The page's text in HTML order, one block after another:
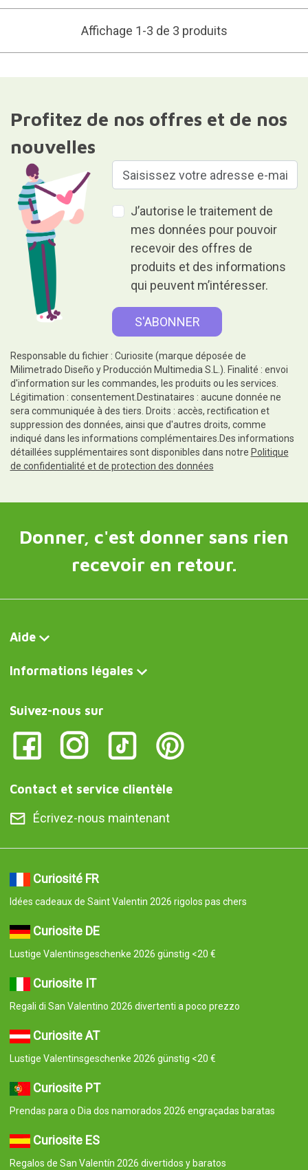
Affichage 1-3 de 3 produits
Profitez de nos offres et de nos
nouvelles
J’autorise le traitement de
mes données pour pouvoir
recevoir des offres de
produits et des informations
qui peuvent m’intéresser.
Responsable du fichier : Curiosite (marque déposée de
Milimetrado Diseño y Producción Multimedia S.L.). Finalité : envoi
d'information sur les commandes, les produits ou les services.
Légitimation : consentement.Destinataires : aucune donnée ne
sera communiquée à des tiers. Droits : accès, rectification et
suppression des données, ainsi que d'autres droits, comme
indiqué dans les informations complémentaires.Des informations
détaillées supplémentaires sont disponibles dans notre Politique
de confidentialité et de protection des données
Donner, c'est donner sans rien
recevoir en retour.
Aide
Informations légales
Suivez-nous sur
Contact et service clientèle
Écrivez-nous maintenant
Curiosité FR
Idées cadeaux de Saint Valentin 2026 rigolos pas chers
Curiosite DE
Lustige Valentinsgeschenke 2026 günstig <20 €
Curiosite IT
Regali di San Valentino 2026 divertenti a poco prezzo
Curiosite AT
Lustige Valentinsgeschenke 2026 günstig <20 €
Curiosite PT
Prendas para o Dia dos namorados 2026 engraçadas baratas
Curiosite ES
Regalos de San Valentín 2026 divertidos y baratos